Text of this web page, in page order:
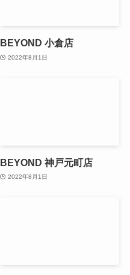
BEYOND 小倉店
2022年8月1日
BEYOND 神戸元町店
2022年8月1日